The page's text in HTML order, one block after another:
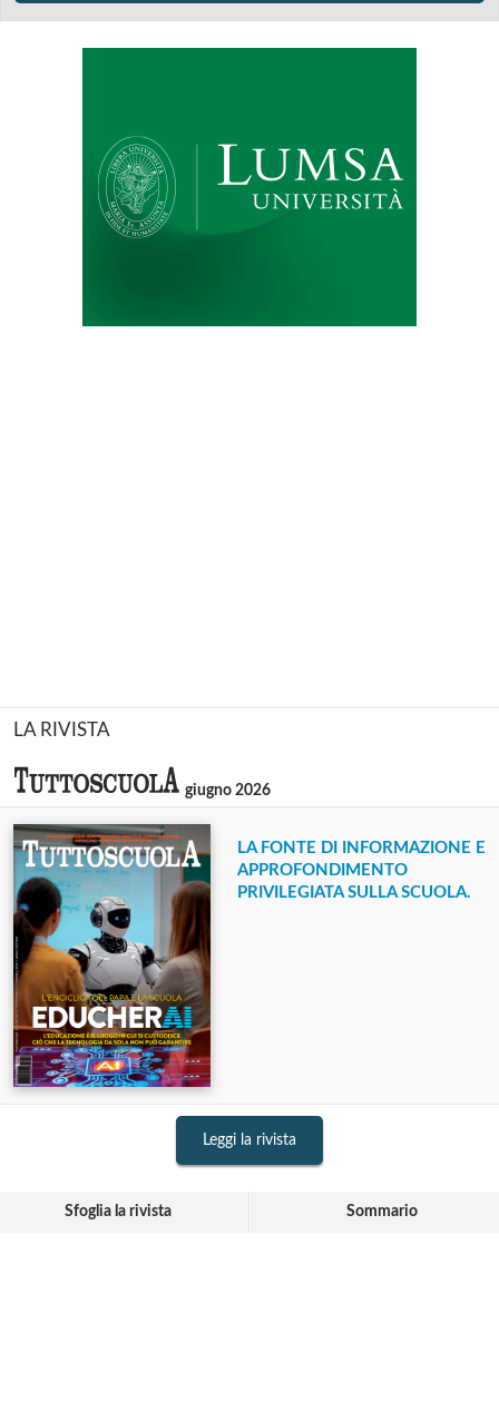
LA RIVISTA
giugno 2026
LA FONTE DI INFORMAZIONE E
APPROFONDIMENTO
PRIVILEGIATA SULLA SCUOLA.
Leggi la rivista
Sfoglia la rivista Sommario